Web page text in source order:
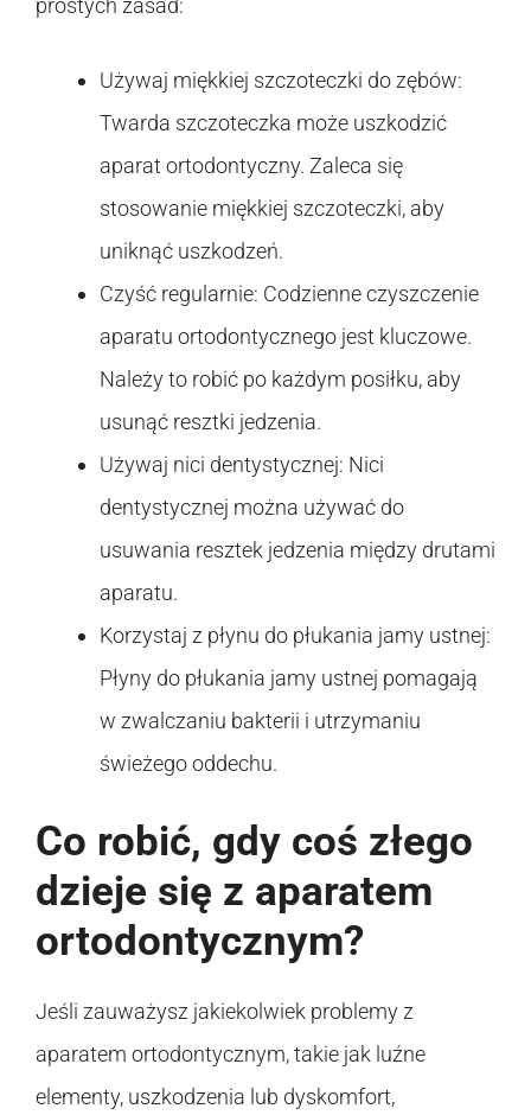
prostych zasad:
Używaj miękkiej szczoteczki do zębów:
Twarda szczoteczka może uszkodzić
aparat ortodontyczny. Zaleca się
stosowanie miękkiej szczoteczki, aby
uniknąć uszkodzeń.
Czyść regularnie: Codzienne czyszczenie
aparatu ortodontycznego jest kluczowe.
Należy to robić po każdym posiłku, aby
usunąć resztki jedzenia.
Używaj nici dentystycznej: Nici
dentystycznej można używać do
usuwania resztek jedzenia między drutami
aparatu.
Korzystaj z płynu do płukania jamy ustnej:
Płyny do płukania jamy ustnej pomagają
w zwalczaniu bakterii i utrzymaniu
świeżego oddechu.
Co robić, gdy coś złego
dzieje się z aparatem
ortodontycznym?
Jeśli zauważysz jakiekolwiek problemy z
aparatem ortodontycznym, takie jak luźne
elementy, uszkodzenia lub dyskomfort,